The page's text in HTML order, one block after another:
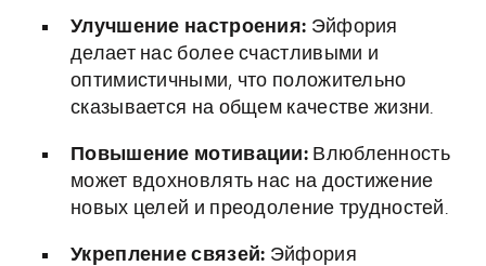
Улучшение настроения: Эйфория
делает нас более счастливыми и
оптимистичными, что положительно
сказывается на общем качестве жизни.
Повышение мотивации: Влюбленность
может вдохновлять нас на достижение
новых целей и преодоление трудностей.
Укрепление связей: Эйфория